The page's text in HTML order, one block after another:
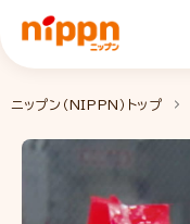
ニップン（NIPPN）トップ